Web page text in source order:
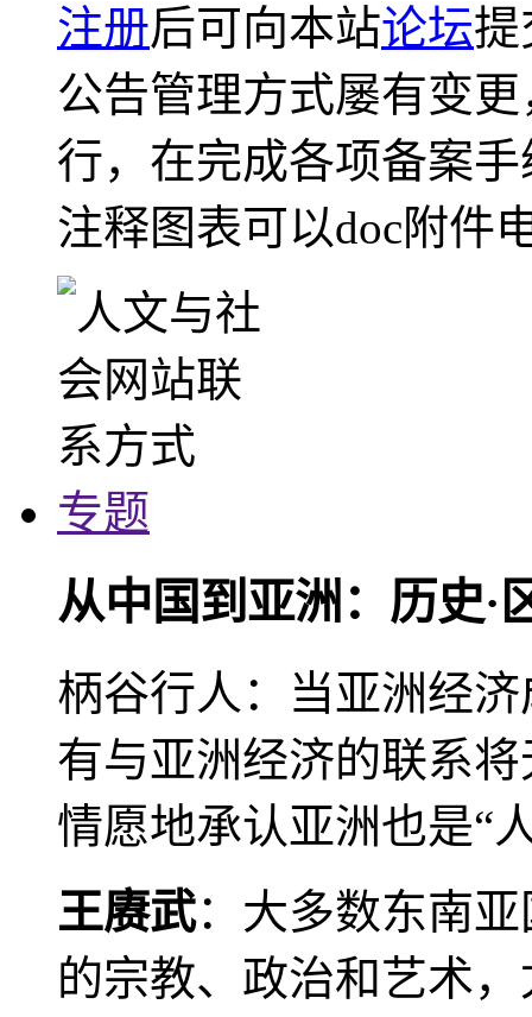
注册后可向本站论坛提
公告管理方式屡有变
行，在完成各项备案
注释图表可以doc附件
专题
从中国到亚洲：历史·
柄谷行人：当亚洲经
有与亚洲经济的联系
情愿地承认亚洲也是“
王赓武：大多数东南
的宗教、政治和艺术